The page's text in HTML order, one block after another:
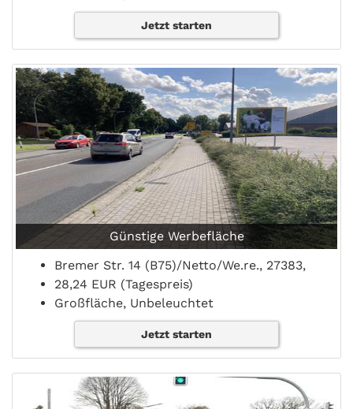
Jetzt starten
Günstige Werbefläche
Bremer Str. 14 (B75)/Netto/We.re., 27383,
28,24 EUR (Tagespreis)
Großfläche, Unbeleuchtet
Jetzt starten